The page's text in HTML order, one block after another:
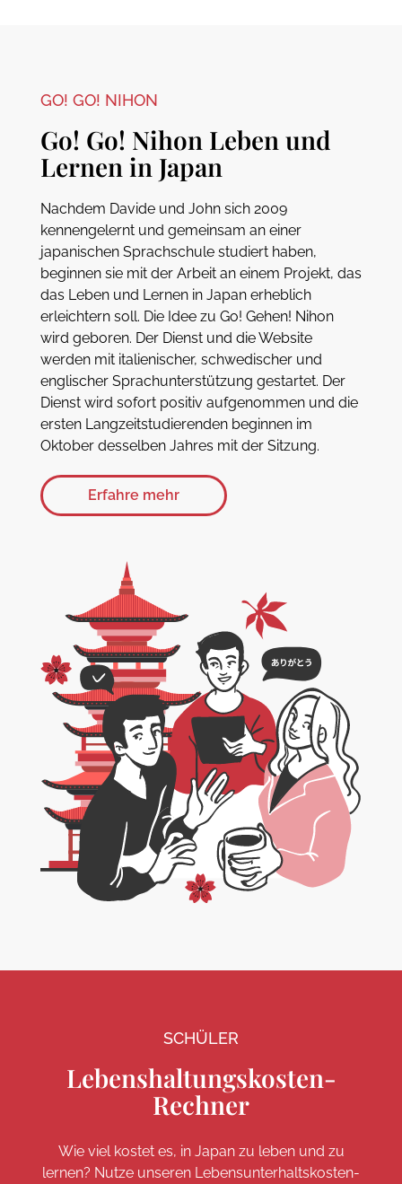
GO! GO! NIHON
Go! Go! Nihon Leben und
Lernen in Japan
Nachdem Davide und John sich 2009
kennengelernt und gemeinsam an einer
japanischen Sprachschule studiert haben,
beginnen sie mit der Arbeit an einem Projekt, das
das Leben und Lernen in Japan erheblich
erleichtern soll. Die Idee zu Go! Gehen! Nihon
wird geboren. Der Dienst und die Website
werden mit italienischer, schwedischer und
englischer Sprachunterstützung gestartet. Der
Dienst wird sofort positiv aufgenommen und die
ersten Langzeitstudierenden beginnen im
Oktober desselben Jahres mit der Sitzung.
Erfahre mehr
SCHÜLER
Lebenshaltungskosten-
Rechner
Wie viel kostet es, in Japan zu leben und zu
lernen? Nutze unseren Lebensunterhaltskosten-